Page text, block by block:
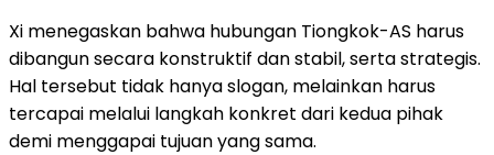
Xi menegaskan bahwa hubungan Tiongkok-AS harus
dibangun secara konstruktif dan stabil, serta strategis.
Hal tersebut tidak hanya slogan, melainkan harus
tercapai melalui langkah konkret dari kedua pihak
demi menggapai tujuan yang sama.